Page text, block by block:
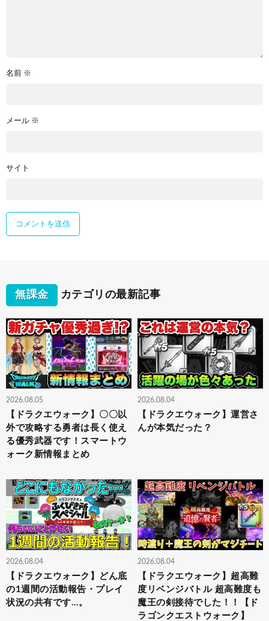
名前 ※
メール ※
サイト
無課金 カテゴリの最新記事
2026.08.05
【ドラクエウォーク】〇〇以
外で攻略する勇者は長く使え
る優秀武器です！スマートウ
ォーク新情報まとめ
2026.08.04
【ドラクエウォーク】運営さ
んが本気だった？
2026.08.04
【ドラクエウォーク】どん底
の1週間の活動報告・プレイ
状況の共有です…。
2026.08.04
【ドラクエウォーク】超高難
度リベンジバトル 超高難度も
魔王の剣接待でした！！【ド
ラゴンクエストウォーク】